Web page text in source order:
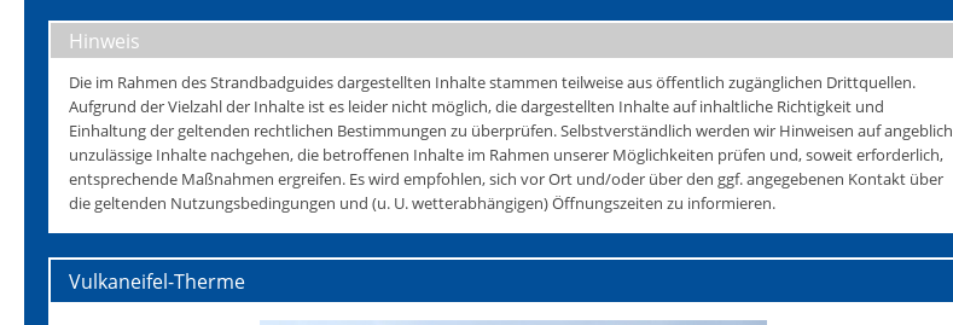
Hinweis
Die im Rahmen des Strandbadguides dargestellten Inhalte stammen teilweise aus öffentlich zugänglichen Drittquellen.
Aufgrund der Vielzahl der Inhalte ist es leider nicht möglich, die dargestellten Inhalte auf inhaltliche Richtigkeit und
Einhaltung der geltenden rechtlichen Bestimmungen zu überprüfen. Selbstverständlich werden wir Hinweisen auf angeblich
unzulässige Inhalte nachgehen, die betroffenen Inhalte im Rahmen unserer Möglichkeiten prüfen und, soweit erforderlich,
entsprechende Maßnahmen ergreifen. Es wird empfohlen, sich vor Ort und/oder über den ggf. angegebenen Kontakt über
die geltenden Nutzungsbedingungen und (u. U. wetterabhängigen) Öffnungszeiten zu informieren.
Vulkaneifel-Therme